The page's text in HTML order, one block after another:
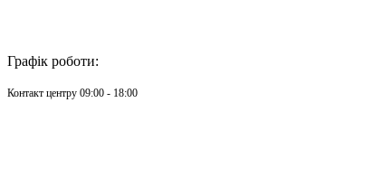
Графік роботи:
Контакт центру 09:00 - 18:00